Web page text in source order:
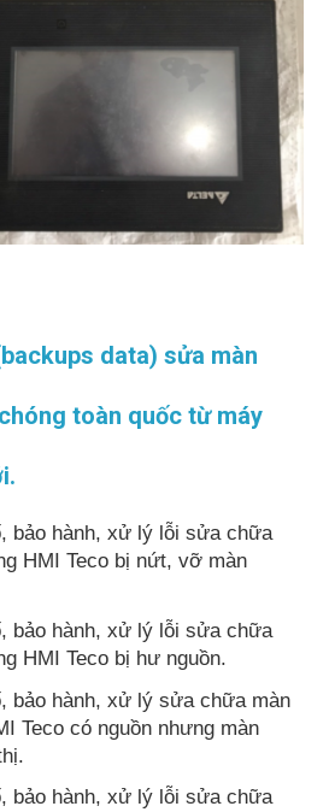
data) sửa màn
toàn quốc từ máy
bảo hành, xử lý lỗi sửa chữa
HMI Teco bị nứt, vỡ màn
bảo hành, xử lý lỗi sửa chữa
HMI Teco bị hư nguồn.
bảo hành, xử lý sửa chữa màn
Teco có nguồn nhưng màn
bảo hành, xử lý lỗi sửa chữa